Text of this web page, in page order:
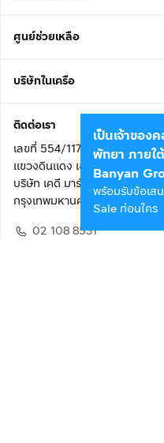
ศูนย์ช่วยเหลือ
บริษัทในเครือ
ติดต่อเรา
เลขที่ 554/117 อาคารสกายไน
แขวงดินแดง เขตดินแดง
บริษัท เคดี มาร์เก็ตเพลส จำกัด (
กรุงเทพมหานคร 10400
02 108 8531
เป็นเจ้าของ
พัทยา ภายใ
Banyan
พร้อมรับข้อเส
Sale ก่อนใคร